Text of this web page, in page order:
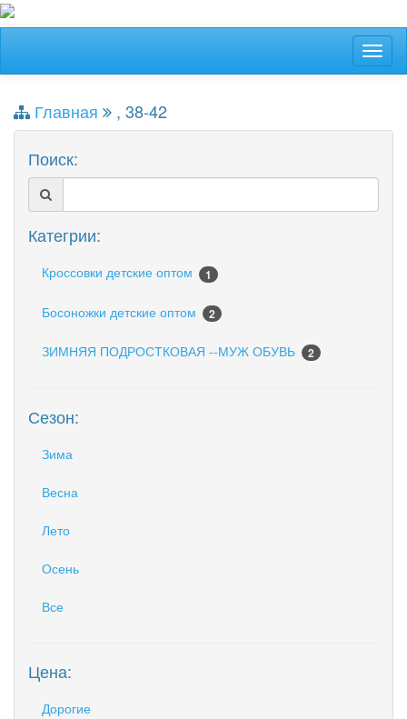
Главная
, 38-42
Поиск:
Категрии:
Кроссовки детские оптом 1
Босоножки детские оптом 2
ЗИМНЯЯ ПОДРОСТКОВАЯ --МУЖ ОБУВЬ 2
Сезон:
Зима
Весна
Лето
Осень
Все
Цена:
Дорогие